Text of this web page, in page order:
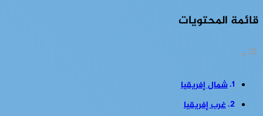
قائمة المحتويات
شمال إفريقيا
غرب إفريقيا